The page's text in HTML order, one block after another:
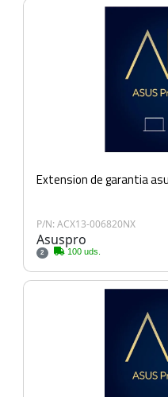
Extension de garantia
P/N: ACX13-006820NX
Asuspro
2 100 uds.